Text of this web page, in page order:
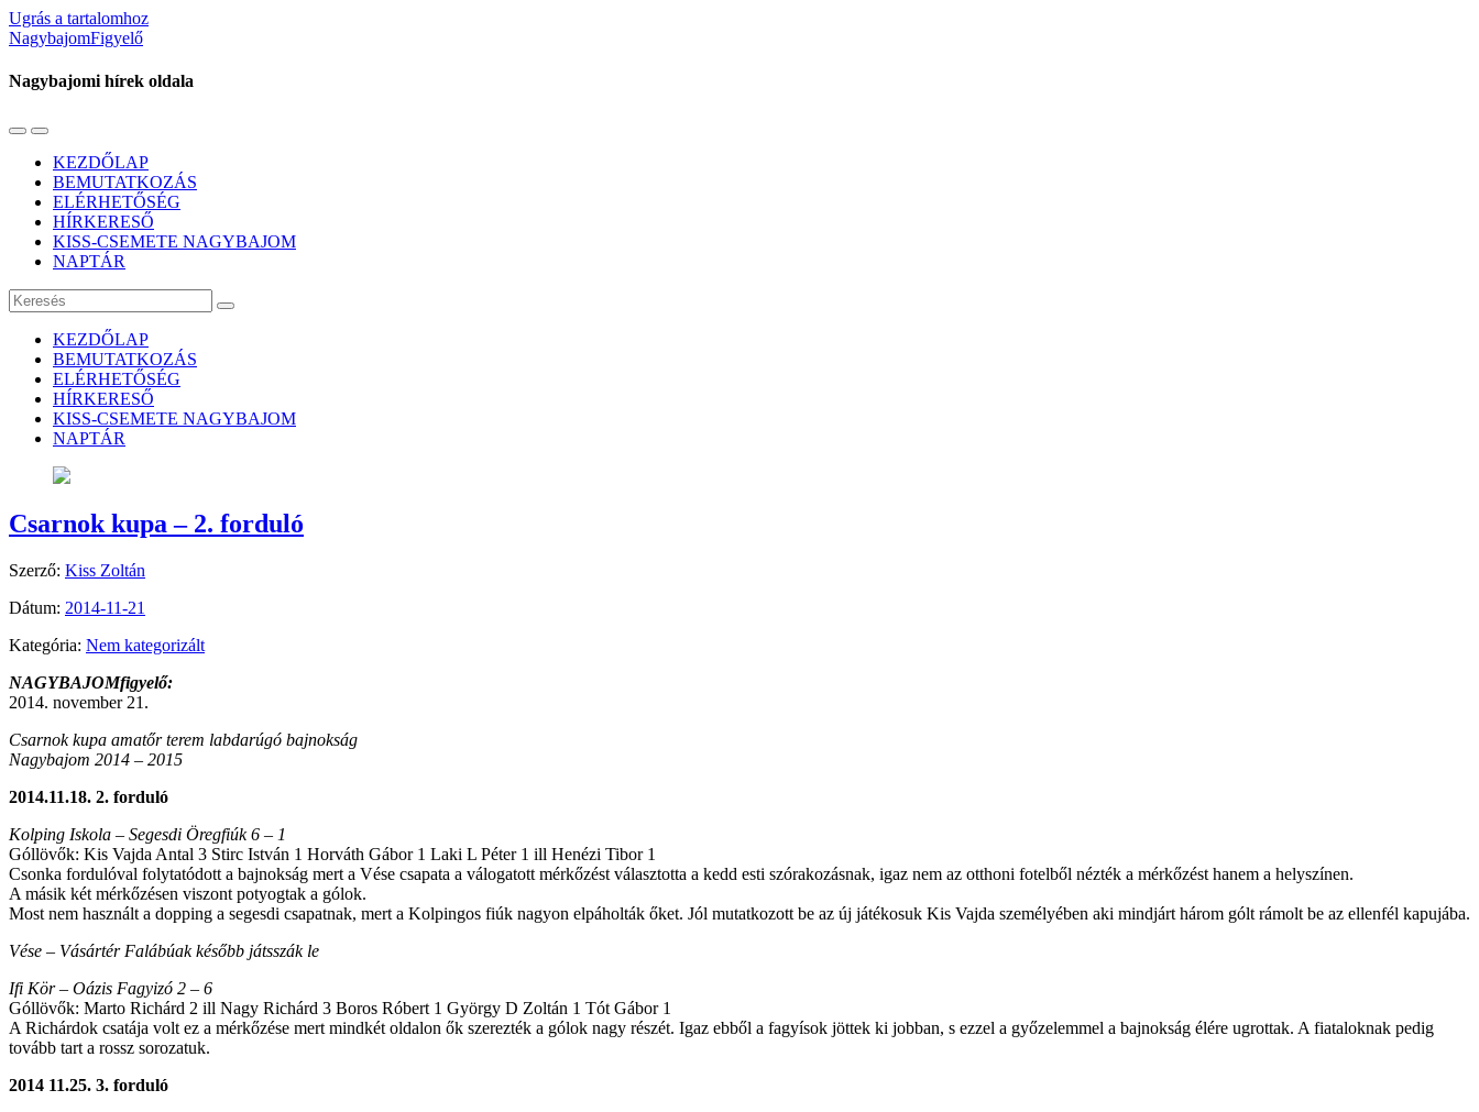
Ugrás a tartalomhoz
NagybajomFigyelő
Nagybajomi hírek oldala
Váltás
mobil
menüre
Használja
keresés
mezőt
KEZDŐLAP
BEMUTATKOZÁS
ELÉRHETŐSÉG
HÍRKERESŐ
KISS-CSEMETE NAGYBAJOM
NAPTÁR
Keresés
KEZDŐLAP
BEMUTATKOZÁS
ELÉRHETŐSÉG
HÍRKERESŐ
KISS-CSEMETE NAGYBAJOM
NAPTÁR
Csarnok kupa – 2. forduló
Szerző: Kiss Zoltán
Dátum: 2014-11-21
Kategória: Nem kategorizált
NAGYBAJOMfigyelő:
2014. november 21.
Csarnok kupa amatőr terem labdarúgó bajnokság
Nagybajom 2014 – 2015
2014.11.18. 2. forduló
Kolping Iskola – Segesdi Öregfiúk 6 – 1
Góllövők: Kis Vajda Antal 3 Stirc István 1 Horváth Gábor 1 Laki L Péter 1 ill Henézi Tibor 1
Csonka fordulóval folytatódott a bajnokság mert a Vése csapata a válogatott mérkőzést választotta a kedd esti szórakozásnak, igaz nem az otthoni fotelből nézték a mérkőzést hanem a helyszínen.
A másik két mérkőzésen viszont potyogtak a gólok.
Most nem használt a dopping a segesdi csapatnak, mert a Kolpingos fiúk nagyon elpáholták őket. Jól mutatkozott be az új játékosuk Kis Vajda személyében aki mindjárt három gólt rámolt be az ellenfél kapujába.
Vése – Vásártér Falábúak később játsszák le
Ifi Kör – Oázis Fagyizó 2 – 6
Góllövők: Marto Richárd 2 ill Nagy Richárd 3 Boros Róbert 1 György D Zoltán 1 Tót Gábor 1
A Richárdok csatája volt ez a mérkőzése mert mindkét oldalon ők szerezték a gólok nagy részét. Igaz ebből a fagyísok jöttek ki jobban, s ezzel a győzelemmel a bajnokság élére ugrottak. A fiataloknak pedig
tovább tart a rossz sorozatuk.
2014 11.25. 3. forduló